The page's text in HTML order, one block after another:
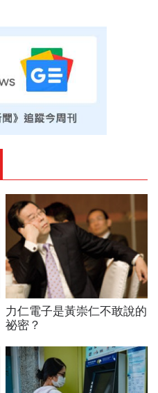
力仁電子是黃崇仁不敢說的
祕密？